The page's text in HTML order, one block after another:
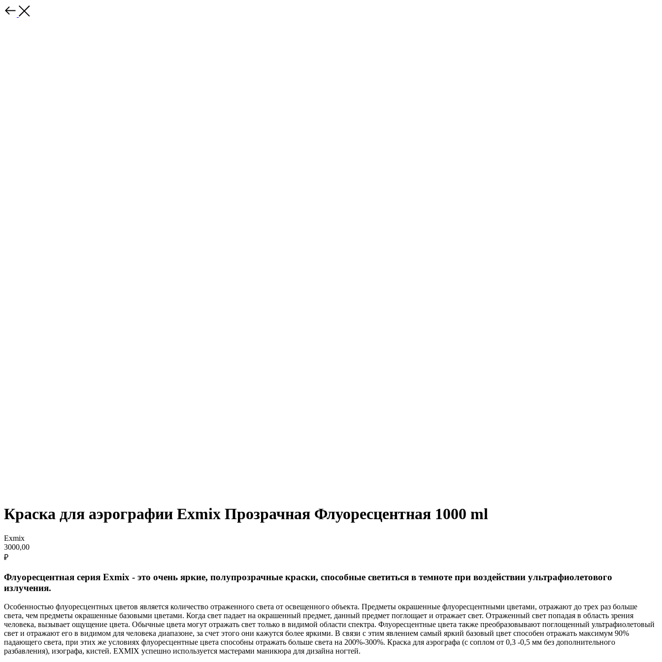
Краска для аэрографии Exmix Прозрачная Флуоресцентная 1000 ml
Exmix
3000,00
₽
Флуоресцентная серия Exmix - это очень яркие, полупрозрачные краски, способные светиться в темноте при воздействии ультрафиолетового
излучения.
Особенностью флуоресцентных цветов является количество отраженного света от освещенного объекта. Предметы окрашенные флуоресцентными цветами, отражают до трех раз больше
света, чем предметы окрашенные базовыми цветами. Когда свет падает на окрашенный предмет, данный предмет поглощает и отражает свет. Отраженный свет попадая в область зрения
человека, вызывает ощущение цвета. Обычные цвета могут отражать свет только в видимой области спектра. Флуоресцентные цвета также преобразовывают поглощенный ультрафиолетовый
свет и отражают его в видимом для человека диапазоне, за счет этого они кажутся более яркими. В связи с этим явлением самый яркий базовый цвет способен отражать максимум 90%
падающего света, при этих же условиях флуоресцентные цвета способны отражать больше света на 200%-300%. Краска для аэрографа (с соплом от 0,3 -0,5 мм без дополнительного
разбавления), изографа, кистей. EXMIX успешно используется мастерами маникюра для дизайна ногтей.